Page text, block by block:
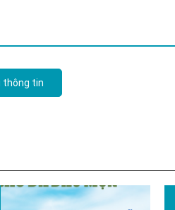
thông tin